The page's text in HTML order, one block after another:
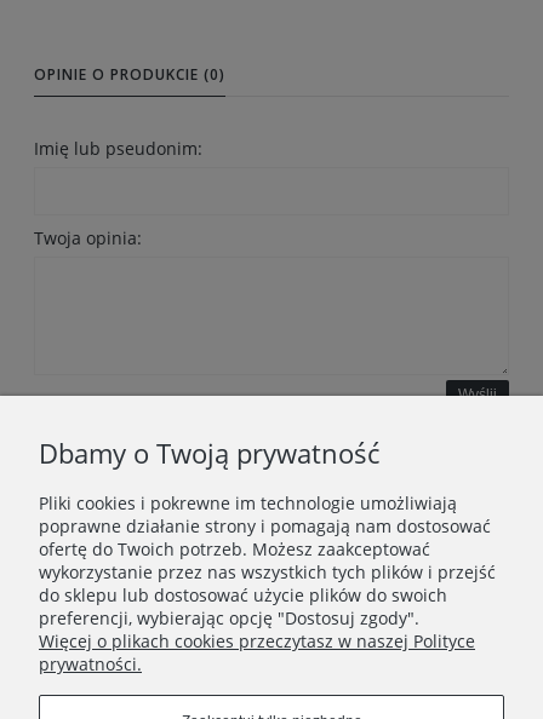
OPINIE O PRODUKCIE (0)
Imię lub pseudonim:
Twoja opinia:
Wyślij
WAŻNE INFORMACJE
POLECANE STRONY
Dbamy o Twoją prywatność
Pliki cookies i pokrewne im technologie umożliwiają
poprawne działanie strony i pomagają nam dostosować
ofertę do Twoich potrzeb. Możesz zaakceptować
wykorzystanie przez nas wszystkich tych plików i przejść
do sklepu lub dostosować użycie plików do swoich
preferencji, wybierając opcję "Dostosuj zgody".
Więcej o plikach cookies przeczytasz w naszej Polityce
prywatności.